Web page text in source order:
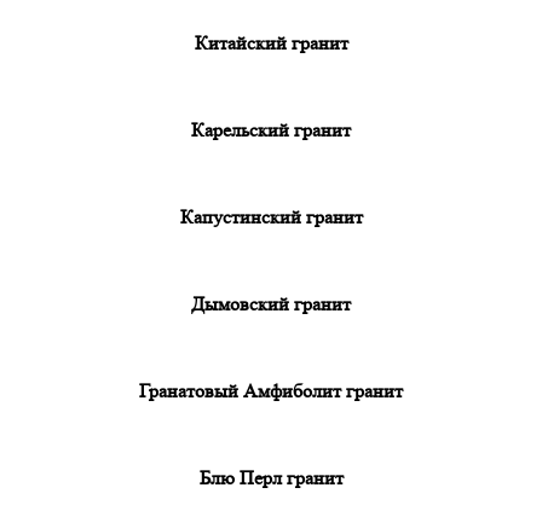
Китайский гранит
Карельский гранит
Капустинский гранит
Дымовский гранит
Гранатовый Амфиболит гранит
Блю Перл гранит